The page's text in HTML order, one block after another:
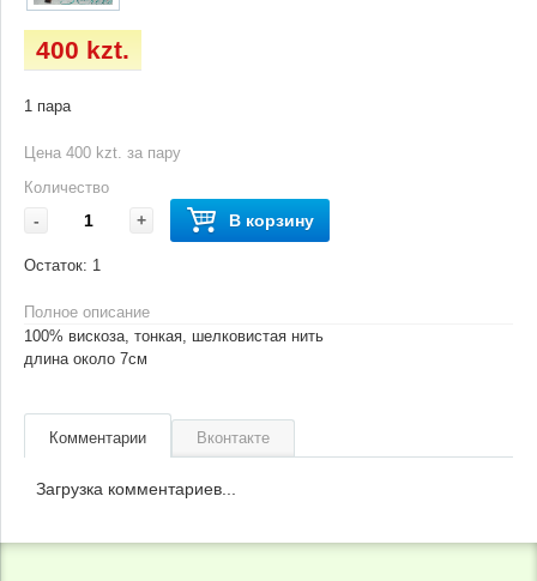
400 kzt.
1 пара
Цена 400 kzt. за пару
Количество
- + В корзину
Остаток: 1
Полное описание
100% вискоза, тонкая, шелковистая нить
длина около 7см
Комментарии Вконтакте
Загрузка комментариев...